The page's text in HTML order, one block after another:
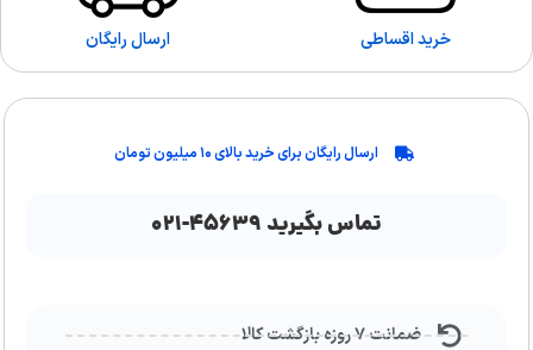
خرید اقساطی ارسال رایگان
ارسال رایگان برای خرید بالای ۱۰ میلیون تومان
تماس بگیرید ۴۵۶۳۹-۰۲۱
ضمانت ۷ روزه بازگشت کالا